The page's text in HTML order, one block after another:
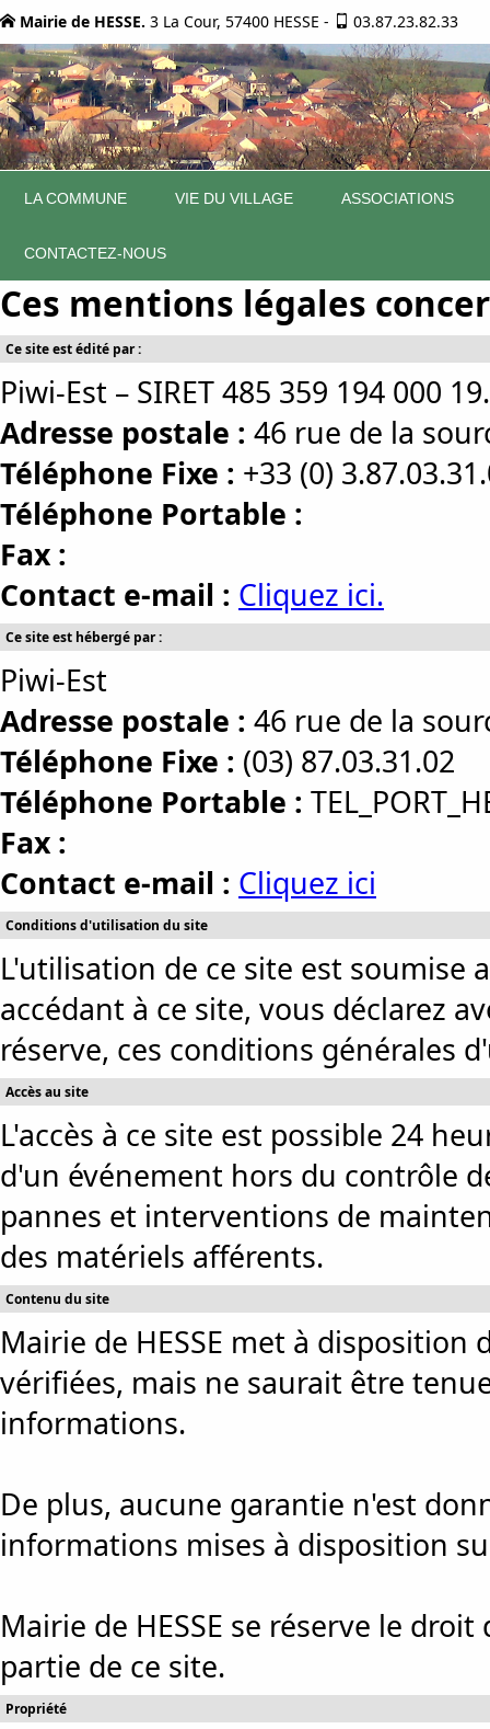
Mairie de HESSE. 3 La Cour, 57400 HESSE - 03.87.23.82.33
LA COMMUNE VIE DU VILLAGE ASSOCIATIONS
CONTACTEZ-NOUS
Ces mentions légales
Ce site est édité par :
Piwi-Est – SIRET 485 359 194 000 19.
Adresse postale : 46 rue de la
Téléphone Fixe : +33 (0)
Téléphone Portable :
Fax :
Contact e-mail : Cliquez ici.
Ce site est hébergé par :
Piwi-Est
Adresse postale : 46 rue de la
Téléphone Fixe : (03) 87.03.31.02
Téléphone Portable :
Fax :
Contact e-mail : Cliquez ici
Conditions d'utilisation du site
L'utilisation de ce site est soumise
accédant à ce site, vous déclarez
réserve, ces conditions générales
Accès au site
L'accès à ce site est possible 24
d'un événement hors du contrôle
pannes et interventions de
des matériels afférents.
Contenu du site
Mairie de HESSE met à
vérifiées, mais ne saurait être
informations.
De plus, aucune garantie n'est
informations mises à disposition
Mairie de HESSE se réserve le
partie de ce site.
Propriété